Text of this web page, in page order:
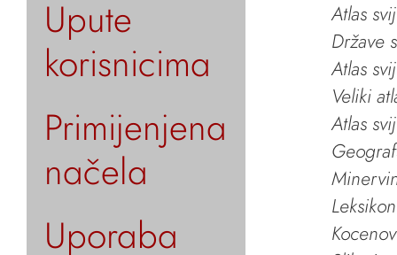
Upute
korisnicima
Primijenjena
načela
Uporaba
Atlas
Države
Atlas
Veliki
Atlas